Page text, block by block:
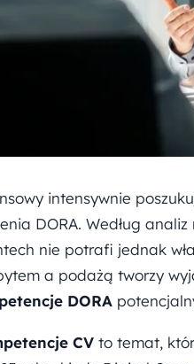
intensywnie
DORA. Według
nie potrafi jednak
a podażą tworzy
DORA
CV to temat,